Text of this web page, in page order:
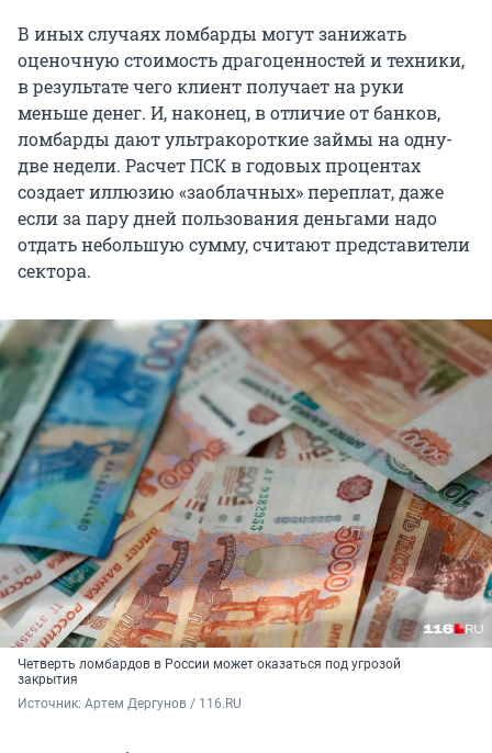
В иных случаях ломбарды могут занижать
оценочную стоимость драгоценностей и техники,
в результате чего клиент получает на руки
меньше денег. И, наконец, в отличие от банков,
ломбарды дают ультракороткие займы на одну-
две недели. Расчет ПСК в годовых процентах
создает иллюзию «заоблачных» переплат, даже
если за пару дней пользования деньгами надо
отдать небольшую сумму, считают представители
сектора.
Четверть ломбардов в России может оказаться под угрозой
закрытия
Источник: Артем Дергунов / 116.RU